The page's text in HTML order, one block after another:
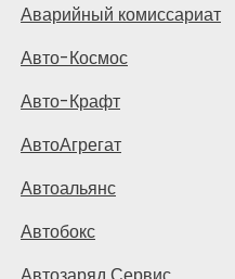
Аварийный комиссариат
Авто-Космос
Авто-Крафт
АвтоАгрегат
Автоальянс
Автобокс